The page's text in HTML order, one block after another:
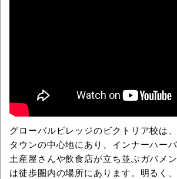
グローバルビレッジのビクトリア校は
タウンの中心地にあり、インナーハー
土産屋さんや飲食店が立ち並ぶガバメ
は徒歩圏内の場所にあります。明るく